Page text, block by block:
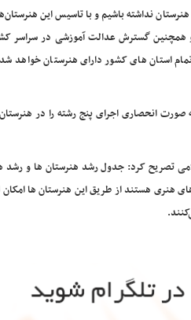
وجود نداشته باشد که در آن هنرستان نداشته باشیم و با
و همچنین گسترش عدالت آموزشی در سراسر
استان های کشور دارای هنرستان خواهد
انحصاری اجرای پنج رشته را در
تصریح کرد: جدول رشد هنرستان ها و رشد
هنری هستند از طریق این هنرستان ها